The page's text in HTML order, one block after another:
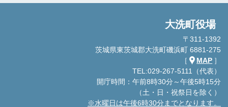
大洗町役場
〒311-1392
茨城県東茨城郡大洗町磯浜町 6881-275
［
MAP ］
TEL:029-267-5111（代表）
開庁時間：午前8時30分～午後5時15分
（土・日・祝祭日を除く）
※水曜日は午後6時30分までとなります。